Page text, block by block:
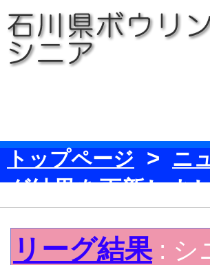
トップページ > ニ
グ結果を更新しま
リーグ結果: シ